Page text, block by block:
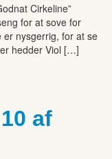
Cirkeline”
for at sove for
er nysgerrig, for at se
hedder Viol […]
af